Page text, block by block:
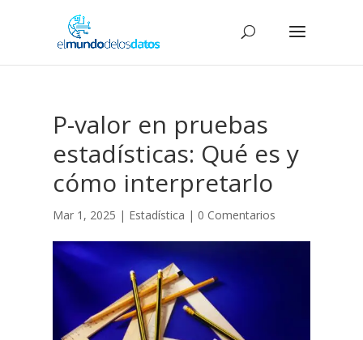
P-valor en pruebas
estadísticas: Qué es y
cómo interpretarlo
Mar 1, 2025 | Estadística | 0 Comentarios